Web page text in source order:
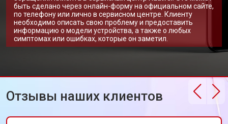
быть сделано через онлайн-форму на официальном сайте,
по телефону или лично в сервисном центре. Клиенту
необходимо описать свою проблему и предоставить
информацию о модели устройства, а также о любых
симптомах или ошибках, которые он заметил.
Отзывы наших клиентов